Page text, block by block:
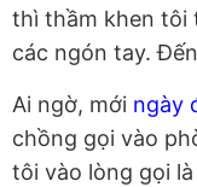
thì thầm khen tôi
các ngón tay.
Ai ngờ, mới ngày
chồng gọi vào
tôi vào lòng gọi